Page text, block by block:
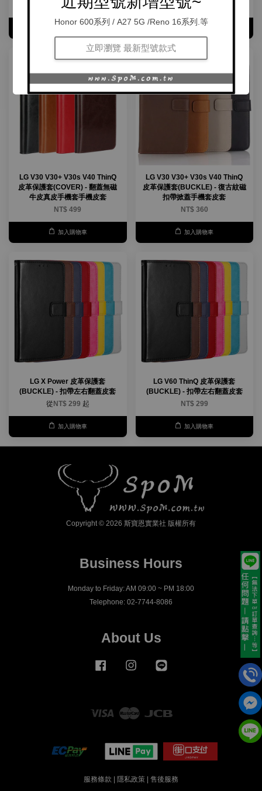
Honor 600系列 / A27 5G /Reno 16系列.等
立即瀏覽 最新型號款式
NT$ 295
加入購物車
LG V30 V30+ V30s V40 ThinQ
皮革保護套(COVER) - 翻蓋無磁
牛皮真皮手機套手機皮套
NT$ 499
加入購物車
LG V30 V30+ V30s V40 ThinQ
皮革保護套(BUCKLE) - 復古紋磁
扣帶掀蓋手機套皮套
NT$ 360
加入購物車
LG X Power 皮革保護套
(BUCKLE) - 扣帶左右翻蓋皮套
從 NT$ 299 起
加入購物車
LG V60 ThinQ 皮革保護套
(BUCKLE) - 扣帶左右翻蓋皮套
NT$ 299
加入購物車
Copyright © 2026 斯寶恩實業社 版權所有
Business Hours
Monday to Friday: AM 09:00 ~ PM 18:00
Telephone: 02-7744-8086
About Us
Facebook Instagram
Visa Master
服務條款 隱私政策 售後服務